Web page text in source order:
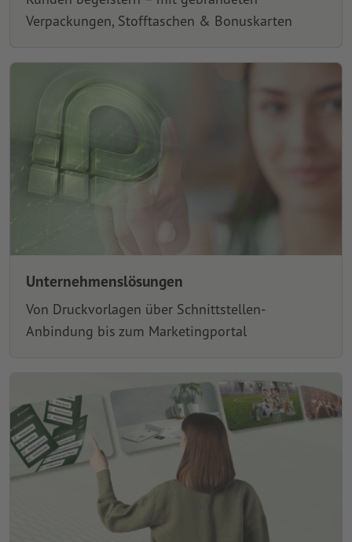
Verpackungen, Stofftaschen & Bonuskarten
Unternehmenslösungen
Von Druckvorlagen über Schnittstellen-
Anbindung bis zum Marketingportal